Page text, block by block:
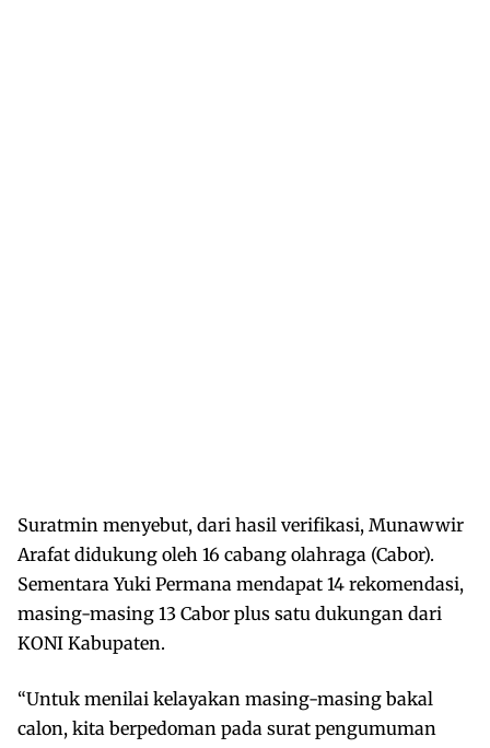
Suratmin menyebut, dari hasil verifikasi, Munawwir
Arafat didukung oleh 16 cabang olahraga (Cabor).
Sementara Yuki Permana mendapat 14 rekomendasi,
masing-masing 13 Cabor plus satu dukungan dari
KONI Kabupaten.
“Untuk menilai kelayakan masing-masing bakal
calon, kita berpedoman pada surat pengumuman